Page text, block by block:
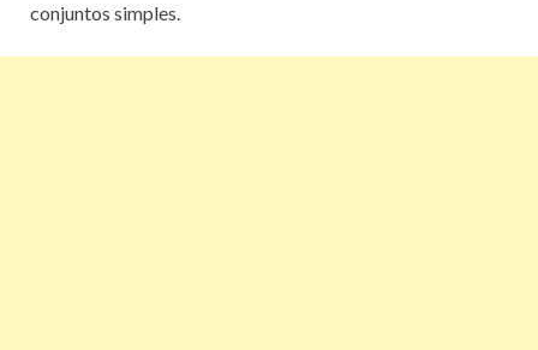
conjuntos simples.